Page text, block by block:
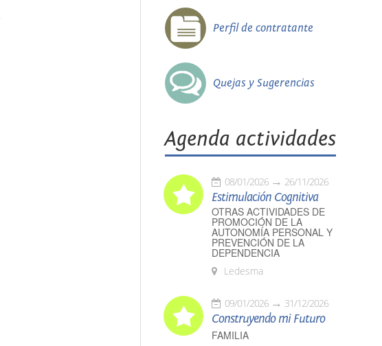
Perfil de contratante
Quejas y Sugerencias
Agenda actividades
08/01/2026 26/11/2026
Estimulación Cognitiva
OTRAS ACTIVIDADES DE
PROMOCIÓN DE LA
AUTONOMÍA PERSONAL Y
PREVENCIÓN DE LA
DEPENDENCIA
Ledesma
09/01/2026 31/12/2026
Construyendo mi Futuro
FAMILIA